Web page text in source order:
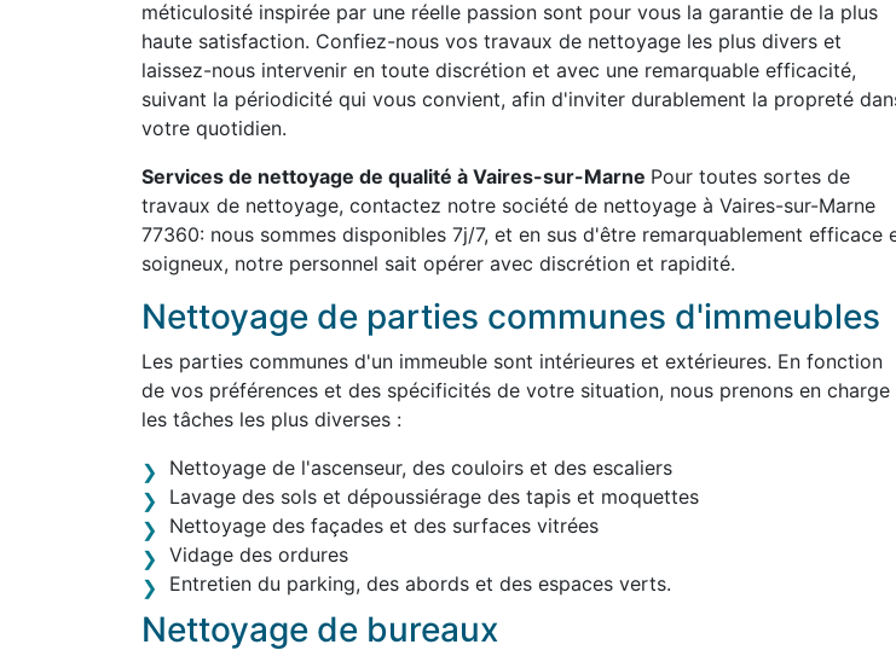
méticulosité inspirée par une réelle passion sont pour vous la garantie de la plus
haute satisfaction. Confiez-nous vos travaux de nettoyage les plus divers et
laissez-nous intervenir en toute discrétion et avec une remarquable efficacité,
suivant la périodicité qui vous convient, afin d'inviter durablement la propreté
votre quotidien.
Services de nettoyage de qualité à Vaires-sur-Marne Pour toutes sortes de
travaux de nettoyage, contactez notre société de nettoyage à Vaires-sur-Marne
77360: nous sommes disponibles 7j/7, et en sus d'être remarquablement efficace
soigneux, notre personnel sait opérer avec discrétion et rapidité.
Nettoyage de parties communes d'immeubles
Les parties communes d'un immeuble sont intérieures et extérieures. En fonction
de vos préférences et des spécificités de votre situation, nous prenons en charge
les tâches les plus diverses :
Nettoyage de l'ascenseur, des couloirs et des escaliers
Lavage des sols et dépoussiérage des tapis et moquettes
Nettoyage des façades et des surfaces vitrées
Vidage des ordures
Entretien du parking, des abords et des espaces verts.
Nettoyage de bureaux